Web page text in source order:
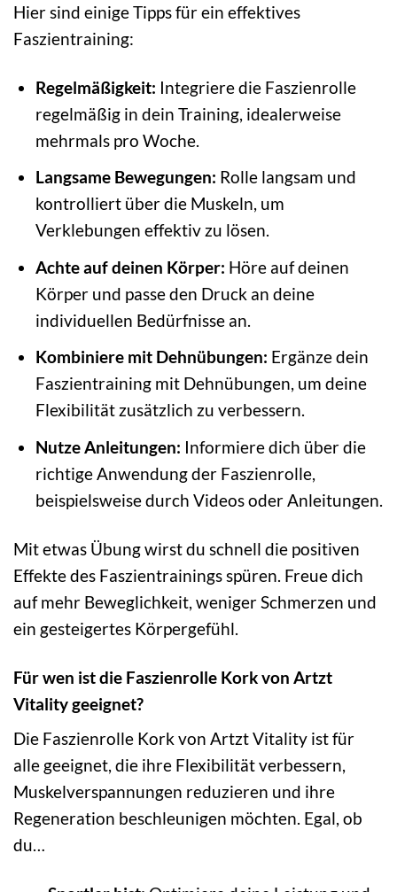
Hier sind einige Tipps für ein effektives
Faszientraining:
Regelmäßigkeit: Integriere die Faszienrolle
regelmäßig in dein Training, idealerweise
mehrmals pro Woche.
Langsame Bewegungen: Rolle langsam und
kontrolliert über die Muskeln, um
Verklebungen effektiv zu lösen.
Achte auf deinen Körper: Höre auf deinen
Körper und passe den Druck an deine
individuellen Bedürfnisse an.
Kombiniere mit Dehnübungen: Ergänze dein
Faszientraining mit Dehnübungen, um deine
Flexibilität zusätzlich zu verbessern.
Nutze Anleitungen: Informiere dich über die
richtige Anwendung der Faszienrolle,
beispielsweise durch Videos oder Anleitungen.
Mit etwas Übung wirst du schnell die positiven
Effekte des Faszientrainings spüren. Freue dich
auf mehr Beweglichkeit, weniger Schmerzen und
ein gesteigertes Körpergefühl.
Für wen ist die Faszienrolle Kork von Artzt
Vitality geeignet?
Die Faszienrolle Kork von Artzt Vitality ist für
alle geeignet, die ihre Flexibilität verbessern,
Muskelverspannungen reduzieren und ihre
Regeneration beschleunigen möchten. Egal, ob
du…